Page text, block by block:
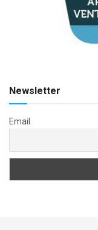
Newsletter
Email